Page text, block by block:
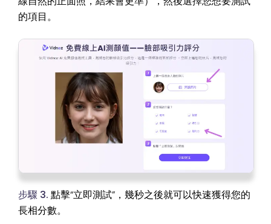
的項目。
步驟 3. 點擊“立即測試”，幾秒之後就可以快速獲得您的
長相分數。